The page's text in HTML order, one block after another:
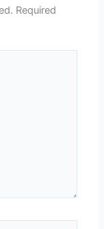
Required